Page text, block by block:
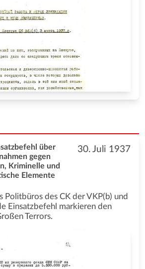
30. Juli 1937
über
gegen
Kriminelle und
Elemente
Politbüros des CK der VKP(b) und
Einsatzbefehl markieren den
Terrors.